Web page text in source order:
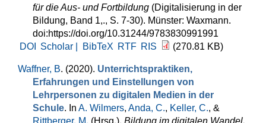
für die Aus- und Fortbildung (Digitalisierung in der
Bildung, Band 1,., S. 7-30). Münster: Waxmann.
doi:https://doi.org/10.31244/9783830991991
DOI
Scholar | BibTeX RTF RIS (270.81 KB)
Waffner, B. (2020). Unterrichtspraktiken,
Erfahrungen und Einstellungen von
Lehrpersonen zu digitalen Medien in der
Schule. In A. Wilmers, Anda, C., Keller, C., &
Rittberger, M. (Hrsg.), Bildung im digitalen Wandel.